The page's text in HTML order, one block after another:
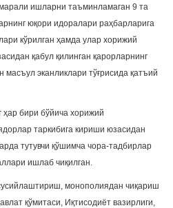
ишларни таъминламаган 9 та
юқори идоралари раҳбарларига
кўрилган ҳамда улар хорижий
қабул қилинган қарорларнинг
эканликлари тўғрисида қатъий
ҳар бири бўйича хорижий
таркибига кириши юзасидан
тутувчи қўшимча чора-тадбирлар
ишлаб чиқилган.
монополиядан чиқариш
қўмитаси, Иқтисодиёт вазирлиги,